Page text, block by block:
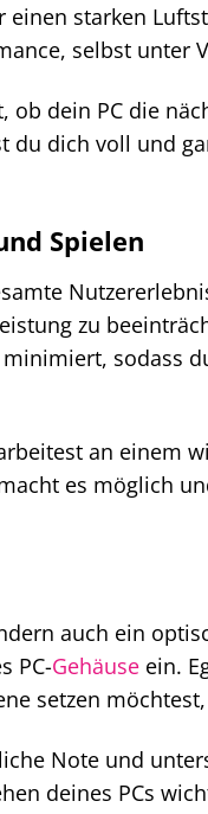
starken
selbst unter
dein PC die
du dich voll und
Spielen
zu
sodass
an einem
es möglich
auch ein
PC-Gehäuse ein.
setzen
Note und
deines PCs